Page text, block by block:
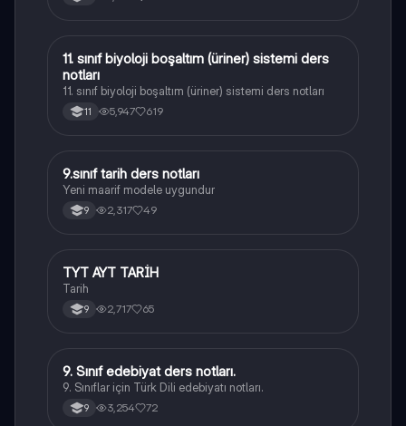
Biyoloji
11. sınıf biyoloji boşaltım (üriner) sistemi ders
notları
11. sınıf biyoloji boşaltım (üriner) sistemi ders notları
11 5,947 619
Tarih
9.sınıf tarih ders notları
Yeni maarif modele uygundur
9 2,317 49
Tarih
TYT AYT TARİH
Tarih
9 2,717 65
Türk Dili ve Edebiyatı
9. Sınıf edebiyat ders notları.
9. Sınıflar için Türk Dili edebiyatı notları.
9 3,254 72